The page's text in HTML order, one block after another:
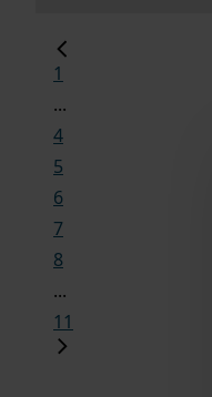
1
...
4
5
6
7
8
...
11